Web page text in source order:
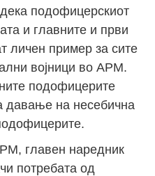
дека подофицерскиот
и главните и први
личен пример за сите
војници во АРМ.
подофицерите
давање на несебична
главен наредник
потребата од